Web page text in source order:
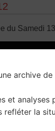
du Samedi
archive
et analyses
refléter la